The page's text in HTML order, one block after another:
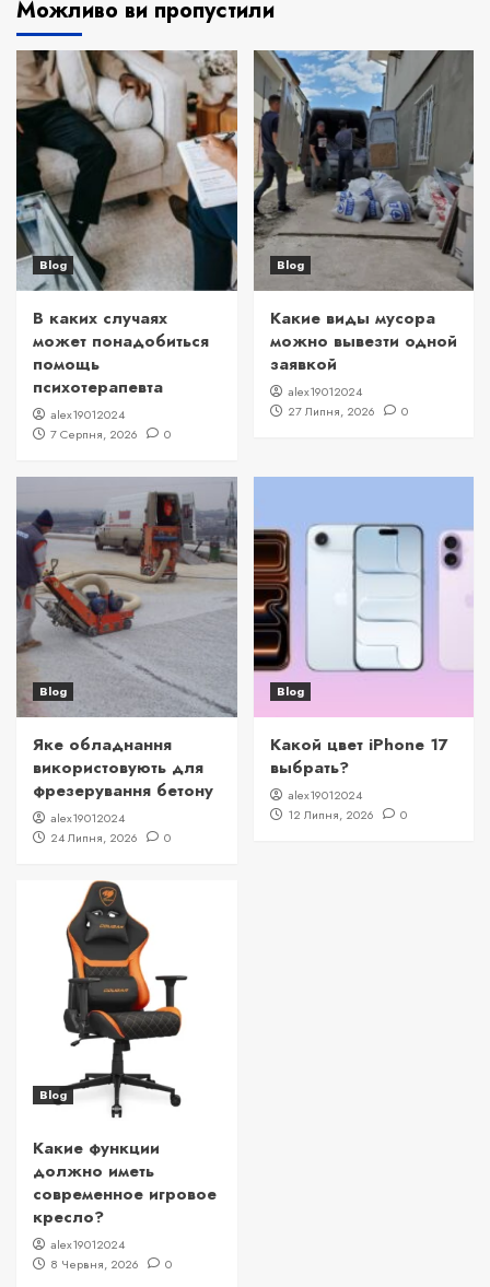
Можливо ви пропустили
Blog
В каких случаях
может понадобиться
помощь
психотерапевта
alex19012024
7 Серпня, 2026
0
Blog
Какие виды мусора
можно вывезти одной
заявкой
alex19012024
27 Липня, 2026
0
Blog
Яке обладнання
використовують для
фрезерування бетону
alex19012024
24 Липня, 2026
0
Blog
Какой цвет iPhone 17
выбрать?
alex19012024
12 Липня, 2026
0
Blog
Какие функции
должно иметь
современное игровое
кресло?
alex19012024
8 Червня, 2026
0